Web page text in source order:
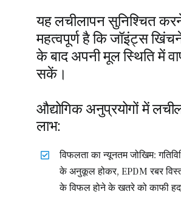
यह लचीलापन सुनिश्चित
महत्वपूर्ण है कि जॉइंट्स
के बाद अपनी मूल स्थिति में
सकें।
औद्योगिक अनुप्रयोगों में
लाभ:
विफलता का न्यूनतम जोखिम:
के अनुकूल होकर, EPDM रबर
के विफल होने के खतरे को काफी